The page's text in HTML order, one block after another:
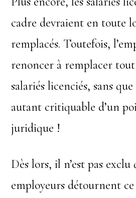
cadre devraient en toute
remplacés. Toutefois,
renoncer à remplacer
salariés licenciés, sans
autant critiquable d’un
juridique !
Dès lors, il n’est pas exclu
employeurs détournent